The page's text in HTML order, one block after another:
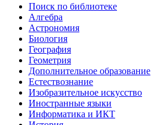
Поиск по библиотеке
Алгебра
Астрономия
Биология
География
Геометрия
Дополнительное образование
Естествознание
Изобразительное искусство
Иностранные языки
Информатика и ИКТ